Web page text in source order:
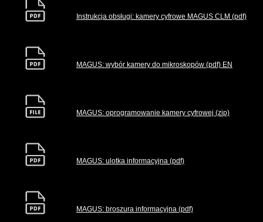
Instrukcja obsługi: kamery cyfrowe MAGUS CLM (pdf)
MAGUS: wybór kamery do mikroskopów (pdf) EN
MAGUS: oprogramowanie kamery cyfrowej (zip)
MAGUS: ulotka informacyjna (pdf)
MAGUS: broszura informacyjna (pdf)